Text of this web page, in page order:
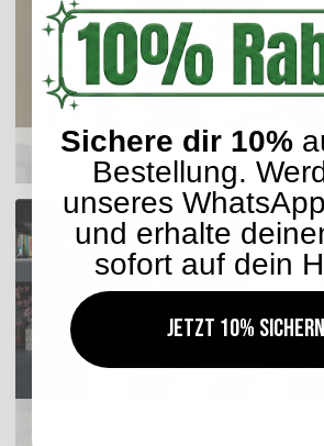
Sitzkissen
Sichere dir 10%
Bestellung.
unseres
und erhalte
sofort auf dein
Jetzt 10% sichern